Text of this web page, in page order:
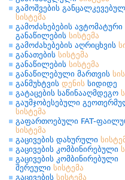
გამოშვების
სისტემა
გამოძახებების ავტომატური
განაწილების სისტემა
გამოძახებების აღრიცხვის
განათების სისტემა
განაწილების სისტემა
განაწილებული მართვის
განმუხტვის დენის სიდიდე
გატაცების საწინააღმდეგო
გაუმჯობესებული
სისტემა
გაფართოებული FAT-
სისტემა
გაცივების დახურული
გაცივების კომბინირებული
გაცივების კომბინირებული
შერეული სისტემა
გაცივების სისტემა